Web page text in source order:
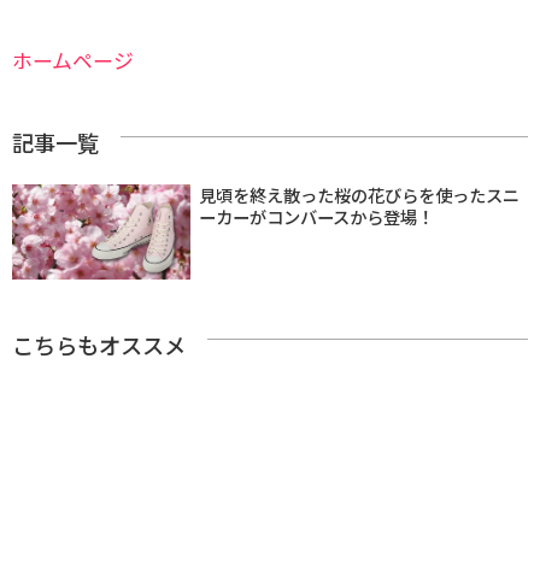
ホームページ
記事一覧
見頃を終え散った桜の花びらを使ったスニ
ーカーがコンバースから登場！
こちらもオススメ